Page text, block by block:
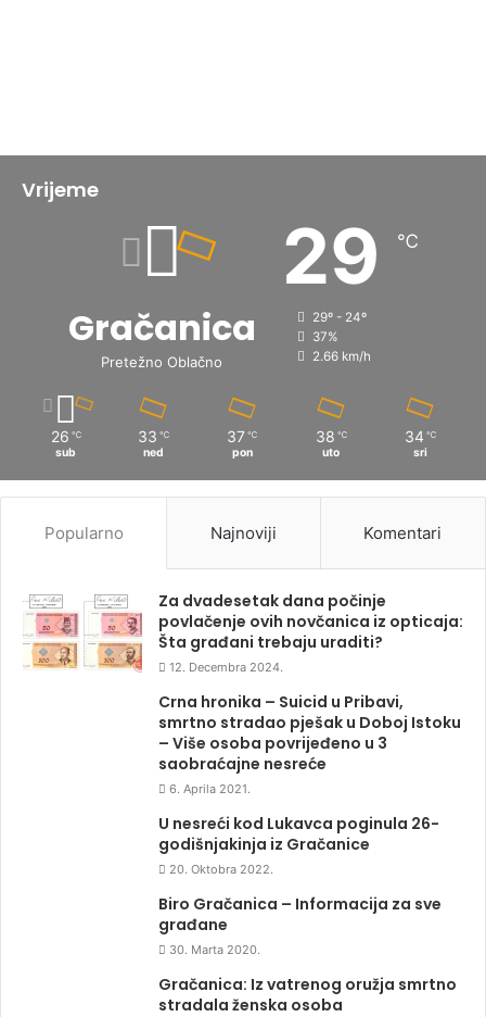
Vrijeme
Gračanica
Pretežno Oblačno
29 ℃
29º - 24º
37%
2.66 km/h
26 ℃
sub
33 ℃
ned
37 ℃
pon
38 ℃
uto
34 ℃
sri
Popularno Najnoviji Komentari
Za dvadesetak dana počinje
povlačenje ovih novčanica iz opticaja:
Šta građani trebaju uraditi?
12. Decembra 2024.
Crna hronika – Suicid u Pribavi,
smrtno stradao pješak u Doboj Istoku
– Više osoba povrijeđeno u 3
saobraćajne nesreće
6. Aprila 2021.
U nesreći kod Lukavca poginula 26-
godišnjakinja iz Gračanice
20. Oktobra 2022.
Biro Gračanica – Informacija za sve
građane
30. Marta 2020.
Gračanica: Iz vatrenog oružja smrtno
stradala ženska osoba